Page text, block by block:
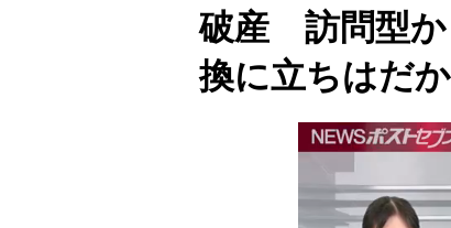
破産 訪問型か
換に立ちはだ